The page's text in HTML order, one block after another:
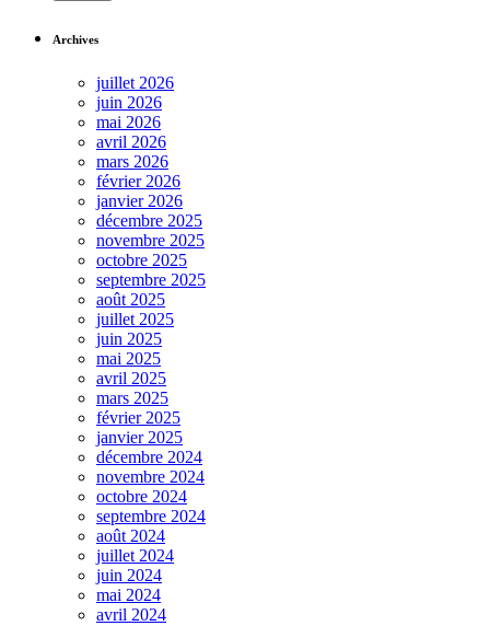
Archives
juillet 2026
juin 2026
mai 2026
avril 2026
mars 2026
février 2026
janvier 2026
décembre 2025
novembre 2025
octobre 2025
septembre 2025
août 2025
juillet 2025
juin 2025
mai 2025
avril 2025
mars 2025
février 2025
janvier 2025
décembre 2024
novembre 2024
octobre 2024
septembre 2024
août 2024
juillet 2024
juin 2024
mai 2024
avril 2024